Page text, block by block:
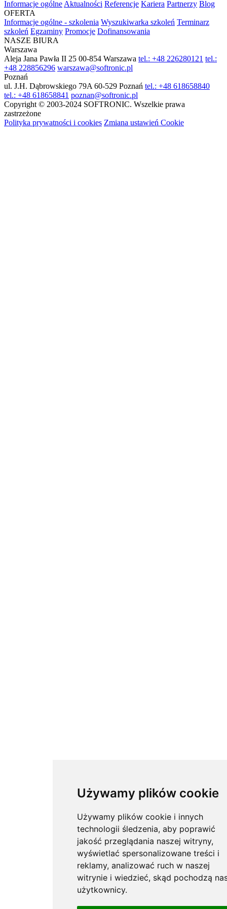
Używamy plików cookie
Używamy plików cookie i innych
technologii śledzenia, aby poprawić
jakość przeglądania naszej witryny,
wyświetlać spersonalizowane treści i
reklamy, analizować ruch w naszej
witrynie i wiedzieć, skąd pochodzą
użytkownicy.
Informacje ogólne Aktualności Referencje Kariera Partnerzy Blog
OFERTA
Informacje ogólne - szkolenia Wyszukiwarka szkoleń Terminarz
szkoleń Egzaminy Promocje Dofinansowania
NASZE BIURA
Warszawa
Aleja Jana Pawła II 25 00-854 Warszawa tel.: +48 226280121 tel.:
+48 228856296 warszawa@softronic.pl
Poznań
ul. J.H. Dąbrowskiego 79A 60-529 Poznań tel.: +48 618658840
tel.: +48 618658841 poznan@softronic.pl
Copyright © 2003-2024 SOFTRONIC. Wszelkie prawa
zastrzeżone
Polityka prywatności i cookies Zmiana ustawień Cookie